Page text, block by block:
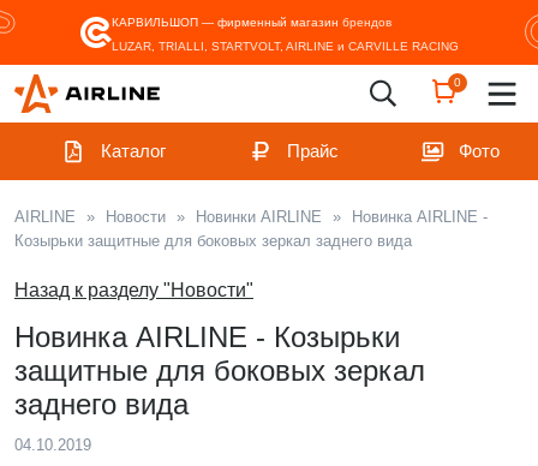
КАРВИЛЬШОП — фирменный магазин брендов
LUZAR, TRIALLI, STARTVOLT, AIRLINE и CARVILLE RACING
0
Каталог Прайс Фото
AIRLINE » Новости » Новинки AIRLINE »
Новинка AIRLINE -
Козырьки защитные для боковых зеркал заднего вида
Назад к разделу "Новости"
Новинка AIRLINE - Козырьки
защитные для боковых зеркал
заднего вида
04.10.2019